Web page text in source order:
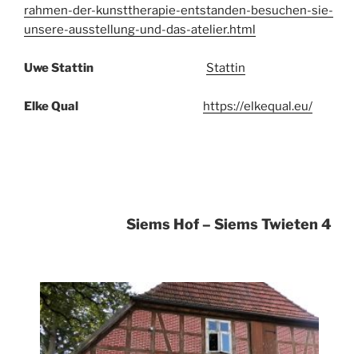
rahmen-der-kunsttherapie-entstanden-besuchen-sie-
unsere-ausstellung-und-das-atelier.html
Uwe Stattin Stattin
Elke Qual https://elkequal.eu/
Siems Hof – Siems Twieten 4